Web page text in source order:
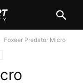
Foxeer Predator Micro